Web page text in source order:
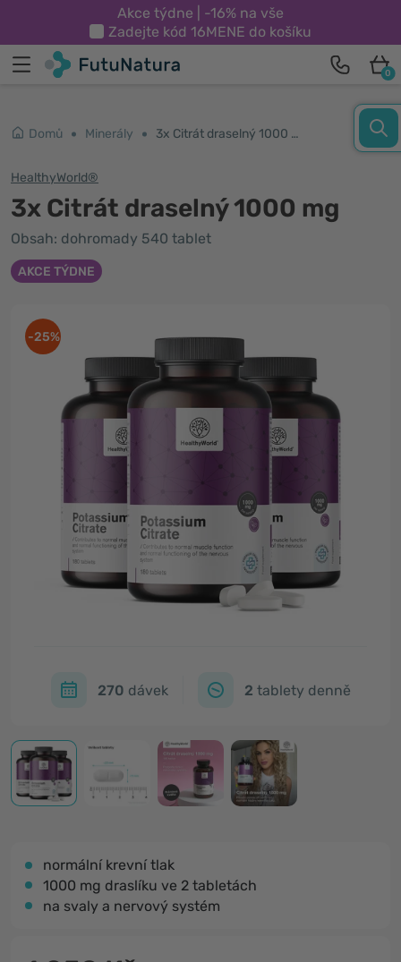
Akce týdne | -16% na vše
Zadejte kód 16MENE do košíku
0
Domů Minerály 3x Citrát draselný 1000 mg
HealthyWorld®
3x Citrát draselný 1000 mg
Obsah: dohromady 540 tablet
AKCE TÝDNE
-25%
270 dávek 2 tablety denně
normální krevní tlak
1000 mg draslíku ve 2 tabletách
na svaly a nervový systém